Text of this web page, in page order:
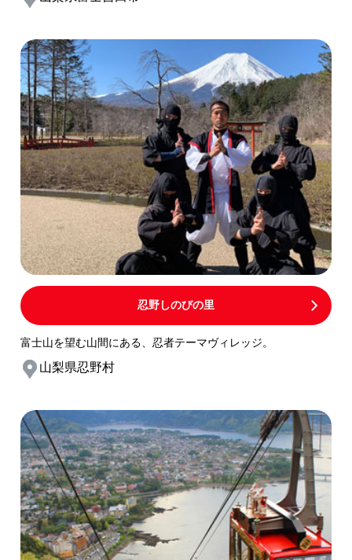
忍野しのびの里
富士山を望む山間にある、忍者テーマヴィレッジ。
山梨県忍野村